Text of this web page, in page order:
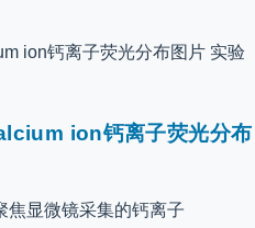
实验
ion钙离子荧光分布
焦显微镜采集的钙离子